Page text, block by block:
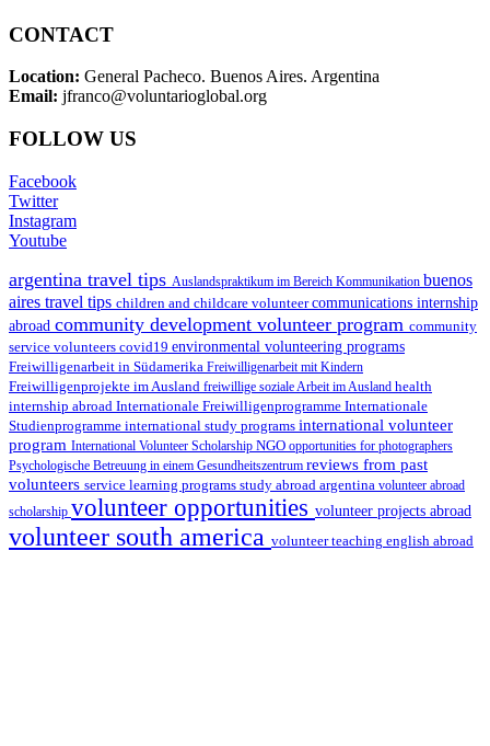
CONTACT
Location: General Pacheco. Buenos Aires. Argentina
Email: jfranco@voluntarioglobal.org
FOLLOW US
Facebook
Twitter
Instagram
Youtube
argentina travel tips Auslandspraktikum im Bereich Kommunikation buenos
aires travel tips children and childcare volunteercommunications internship
abroad community development volunteer program community
service volunteers covid19 environmental volunteering programs
Freiwilligenarbeit in Südamerika Freiwilligenarbeit mit Kindern
Freiwilligenprojekte im Ausland freiwillige soziale Arbeit im Ausland health
internship abroad Internationale Freiwilligenprogramme Internationale
Studienprogramme international study programs international volunteer
program International Volunteer Scholarship NGO opportunities for photographers
Psychologische Betreuung in einem Gesundheitszentrum reviews from past
volunteers service learning programs study abroad argentina volunteer abroad
scholarship volunteer opportunities volunteer projects abroad
volunteer south america volunteer teaching english abroad